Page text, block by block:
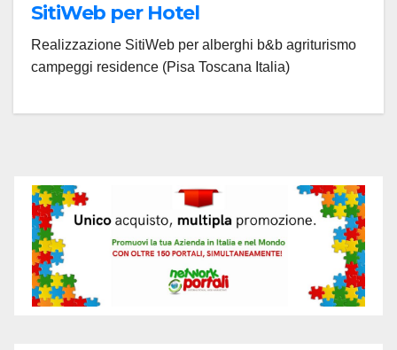
SitiWeb per Hotel
Realizzazione SitiWeb per alberghi b&b agriturismo
campeggi residence (Pisa Toscana Italia)